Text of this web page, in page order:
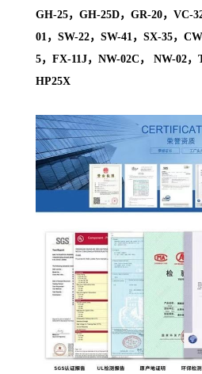
GH-25，GH-25D，GR-20，VC-
01，SW-22，SW-41，SX-35，
5，FX-11J，NW-02C， NW-02，
HP25X